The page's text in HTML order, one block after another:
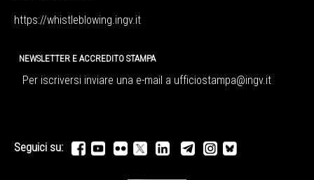
https://whistleblowing.ingv.it
NEWSLETTER E ACCREDITO STAMPA
Per iscriversi inviare una e-mail a ufficiostampa@ingv.it
Seguici su: